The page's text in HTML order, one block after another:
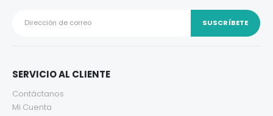
SERVICIO AL CLIENTE
Contáctanos
Mi Cuenta